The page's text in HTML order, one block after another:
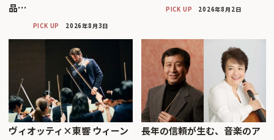
品…
PICK UP 2026年8月3日
PICK UP 2026年8月2日
ヴィオッティ×東響 ウィーン
長年の信頼が生む、音楽のア